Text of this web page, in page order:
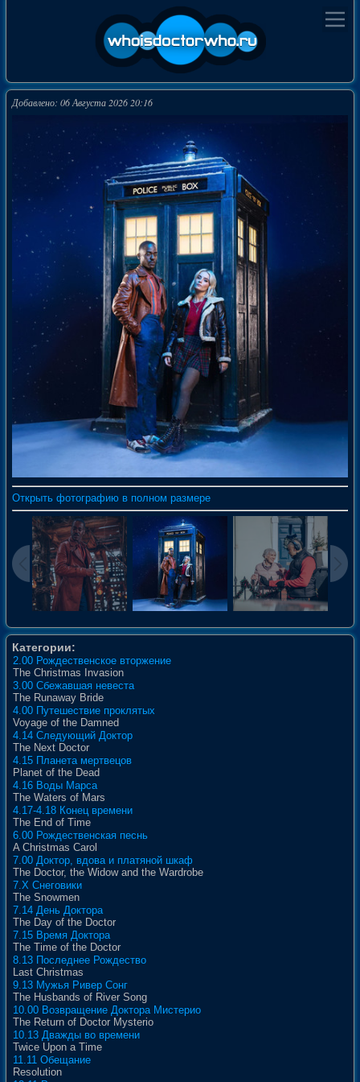
Добавлено: 06 Августа 2026 20:16
Открыть фотографию в полном размере
Категории:
2.00 Рождественское вторжение
The Christmas Invasion
3.00 Сбежавшая невеста
The Runaway Bride
4.00 Путешествие проклятых
Voyage of the Damned
4.14 Следующий Доктор
The Next Doctor
4.15 Планета мертвецов
Planet of the Dead
4.16 Воды Марса
The Waters of Mars
4.17-4.18 Конец времени
The End of Time
6.00 Рождественская песнь
A Christmas Carol
7.00 Доктор, вдова и платяной шкаф
The Doctor, the Widow and the Wardrobe
7.X Снеговики
The Snowmen
7.14 День Доктора
The Day of the Doctor
7.15 Время Доктора
The Time of the Doctor
8.13 Последнее Рождество
Last Christmas
9.13 Мужья Ривер Сонг
The Husbands of River Song
10.00 Возвращение Доктора Мистерио
The Return of Doctor Mysterio
10.13 Дважды во времени
Twice Upon a Time
11.11 Обещание
Resolution